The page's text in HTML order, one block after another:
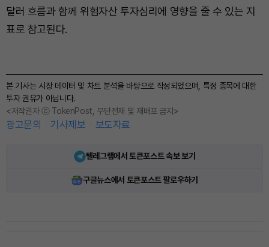
달러 흐름과 함께 위험자산 투자심리에 영향을 줄 수 있는 지
표로 참고된다.
본 기사는 시장 데이터 및 차트 분석을 바탕으로 작성되었으며, 특정 종목에 대한
투자 권유가 아닙니다.
<저작권자 ⓒ TokenPost, 무단전재 및 재배포 금지>
광고문의 기사제보 보도자료
텔레그램에서 토큰포스트 속보 보기
구글뉴스에서 토큰포스트 팔로우하기